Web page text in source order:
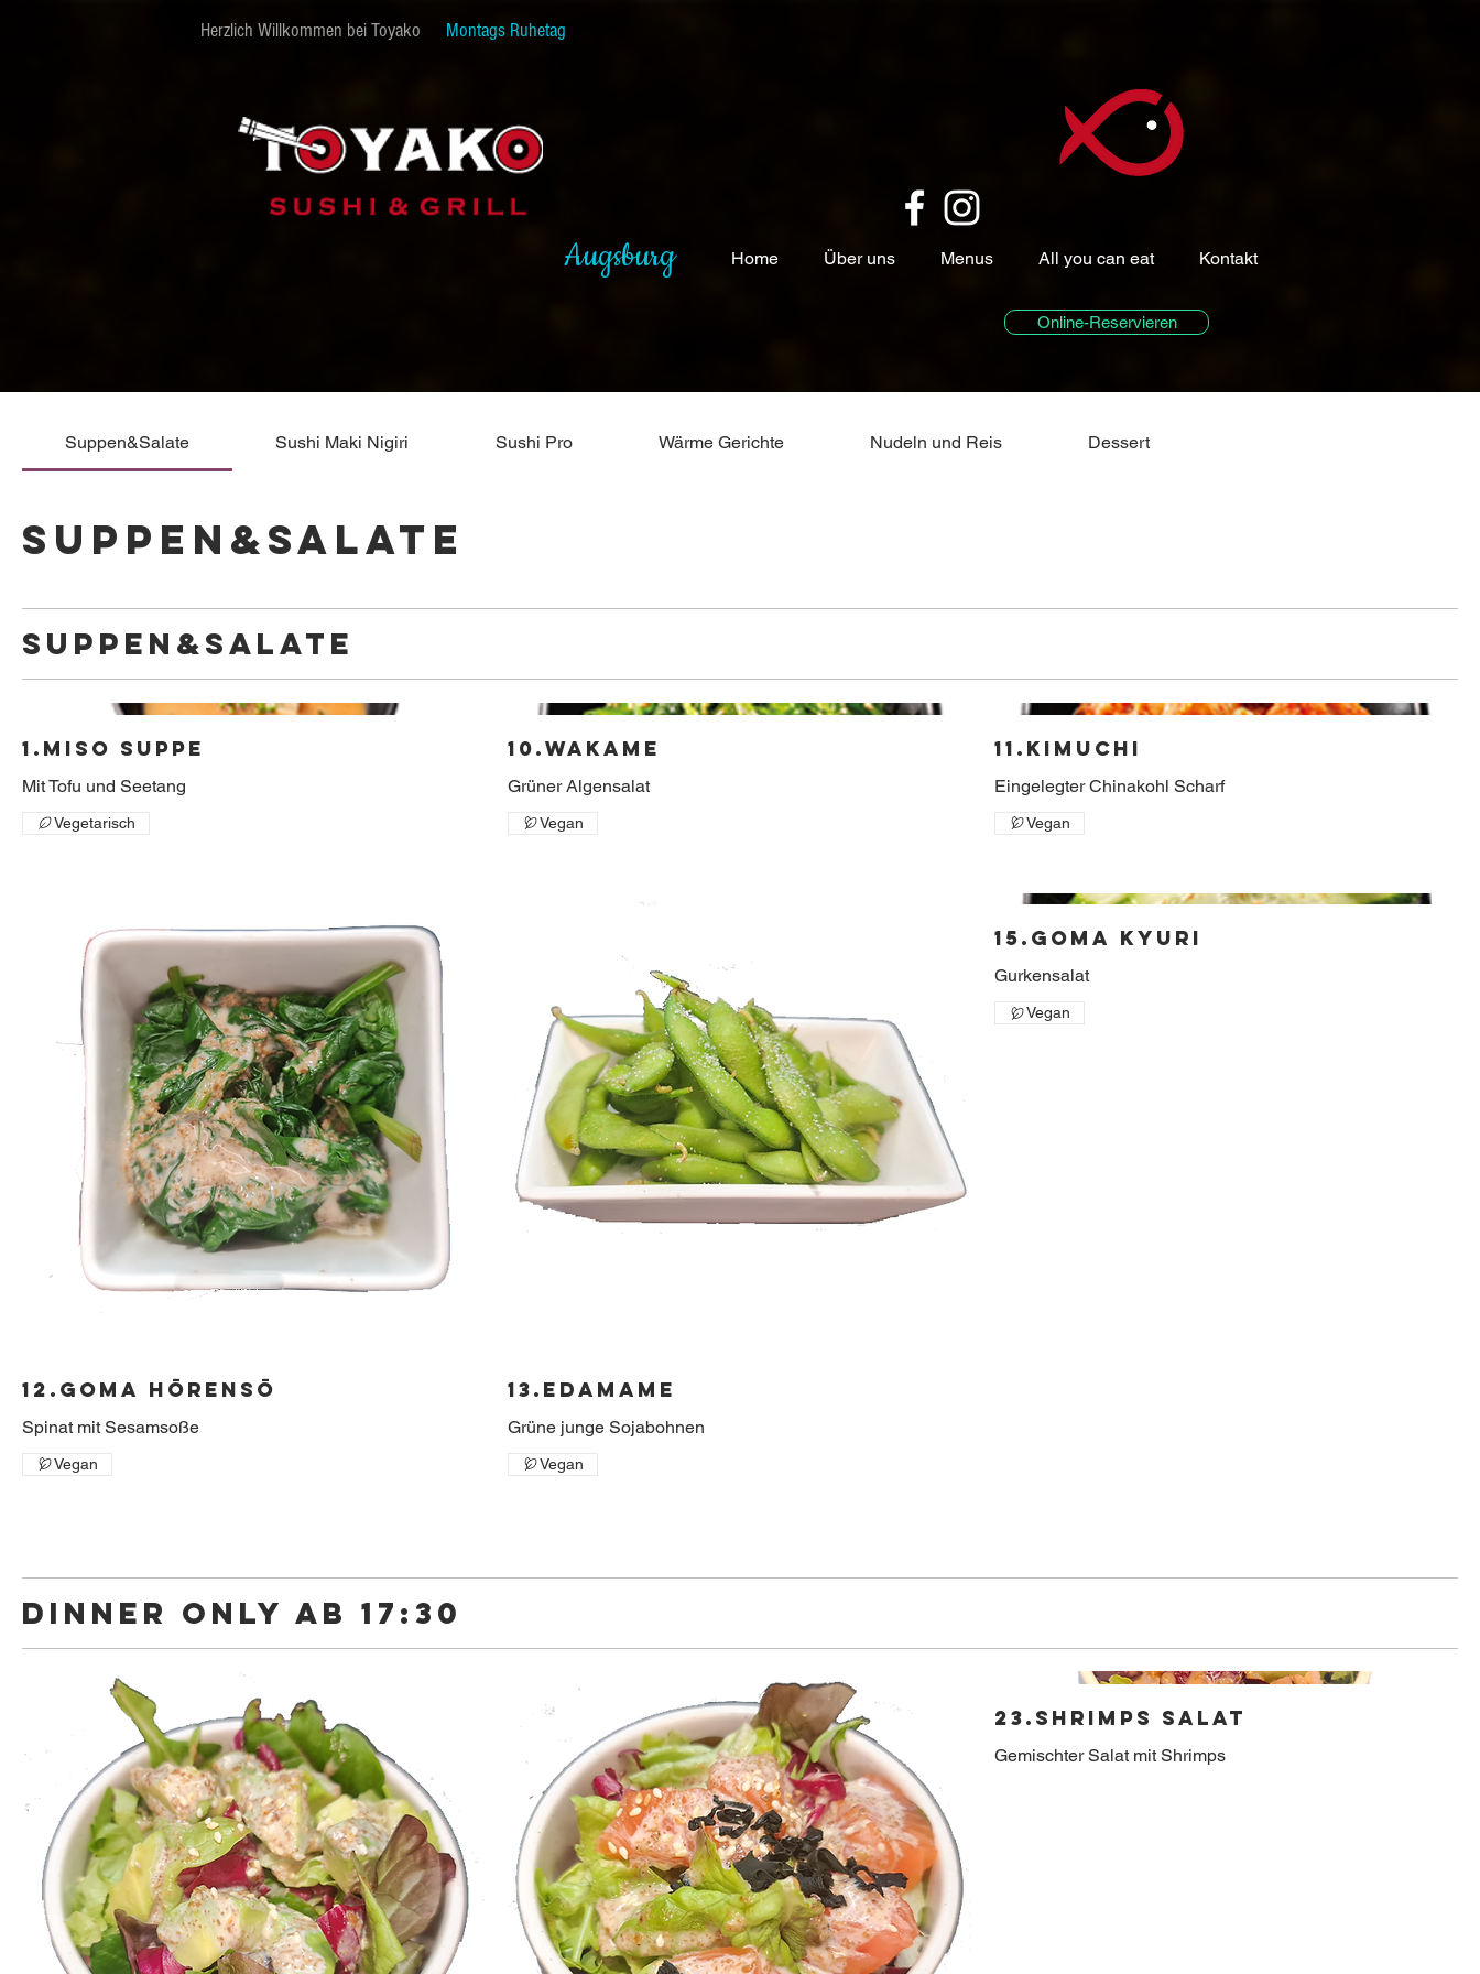
Herzlich Willkommen bei Toyako Montags Ruhetag
Augsburg Home Über uns Menus All you can eat Kontakt
Online-Reservieren
Suppen&Salate Sushi Maki Nigiri Sushi Pro Wärme Gerichte Nudeln und Reis Dessert
Suppen&Salate
Suppen&Salate
1.Miso Suppe
Mit Tofu und Seetang
Vegetarisch
10.Wakame
Grüner Algensalat
Vegan
11.Kimuchi
Eingelegter Chinakohl Scharf
Vegan
12.Goma Hōrensō
Vegan
13.Edamame
Vegan
15.Goma Kyuri
Gurkensalat
Vegan
Dinner Only ab 17:30
23.Shrimps Salat
Gemischter Salat mit Shrimps